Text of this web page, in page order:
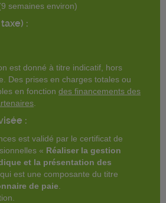
semaines environ)
:
est donné à titre indicatif, hors
Des prises en charges totales ou
en fonction des financements des
:
est validé par le certificat de
« Réaliser la gestion
et la présentation des
est une composante du titre
de paie